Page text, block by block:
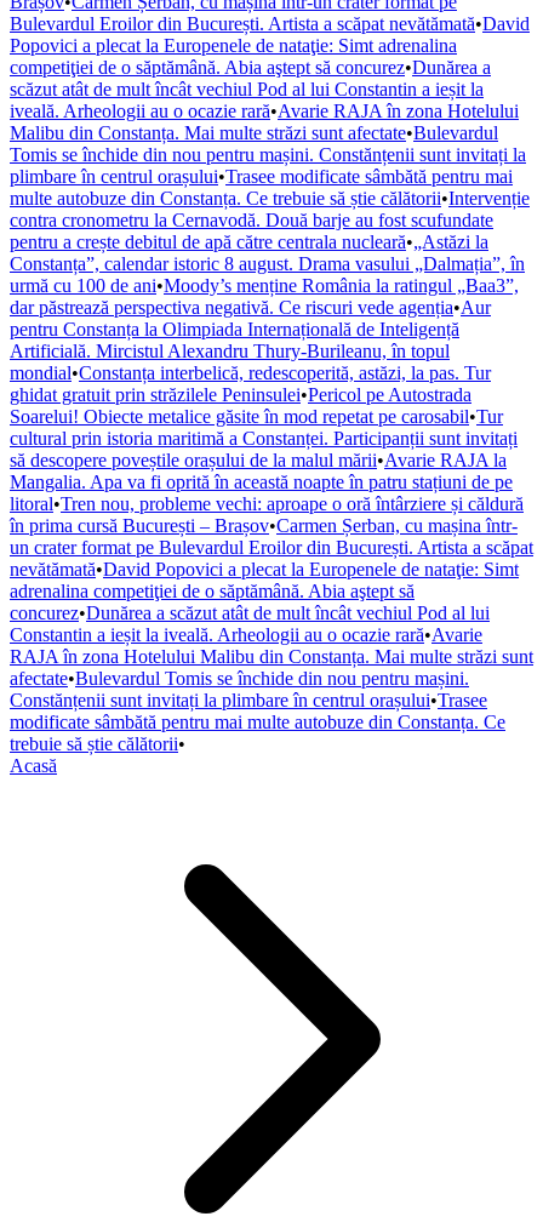
Bulevardul Eroilor din București. Artista a scăpat nevătămată•David
Popovici a plecat la Europenele de nataţie: Simt adrenalina
competiţiei de o săptămână. Abia aştept să concurez•Dunărea a
scăzut atât de mult încât vechiul Pod al lui Constantin a ieșit la
iveală. Arheologii au o ocazie rară•Avarie RAJA în zona Hotelului
Malibu din Constanța. Mai multe străzi sunt afectate•Bulevardul
Tomis se închide din nou pentru mașini. Constănțenii sunt invitați la
plimbare în centrul orașului•Trasee modificate sâmbătă pentru mai
multe autobuze din Constanța. Ce trebuie să știe călătorii•Intervenție
contra cronometru la Cernavodă. Două barje au fost scufundate
pentru a crește debitul de apă către centrala nucleară•„Astăzi la
Constanța”, calendar istoric 8 august. Drama vasului „Dalmația”, în
urmă cu 100 de ani•Moody’s menține România la ratingul „Baa3”,
dar păstrează perspectiva negativă. Ce riscuri vede agenția•Aur
pentru Constanța la Olimpiada Internațională de Inteligență
Artificială. Mircistul Alexandru Thury-Burileanu, în topul
mondial•Constanța interbelică, redescoperită, astăzi, la pas. Tur
ghidat gratuit prin străzilele Peninsulei•Pericol pe Autostrada
Soarelui! Obiecte metalice găsite în mod repetat pe carosabil•Tur
cultural prin istoria maritimă a Constanței. Participanții sunt invitați
să descopere poveștile orașului de la malul mării•Avarie RAJA la
Mangalia. Apa va fi oprită în această noapte în patru stațiuni de pe
litoral•Tren nou, probleme vechi: aproape o oră întârziere și căldură
în prima cursă București – Brașov•Carmen Șerban, cu mașina într-
un crater format pe Bulevardul Eroilor din București. Artista a scăpat
nevătămată•David Popovici a plecat la Europenele de nataţie: Simt
adrenalina competiţiei de o săptămână. Abia aştept să
concurez•Dunărea a scăzut atât de mult încât vechiul Pod al lui
Constantin a ieșit la iveală. Arheologii au o ocazie rară•Avarie
RAJA în zona Hotelului Malibu din Constanța. Mai multe străzi sunt
afectate•Bulevardul Tomis se închide din nou pentru mașini.
Constănțenii sunt invitați la plimbare în centrul orașului•Trasee
modificate sâmbătă pentru mai multe autobuze din Constanța. Ce
trebuie să știe călătorii•
Acasă